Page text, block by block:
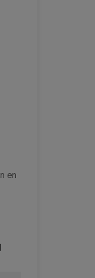
en